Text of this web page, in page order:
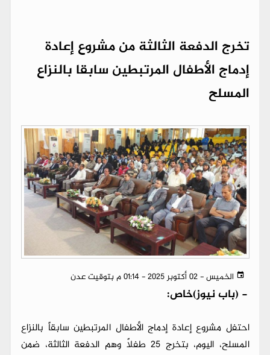
تخرج الدفعة الثالثة من مشروع إعادة
إدماج الأطفال المرتبطين سابقا بالنزاع
المسلح
الخميس - 02 أكتوبر 2025 - 01:14 م بتوقيت عدن
- (باب نيوز)خاص:
احتفل مشروع إعادة إدماج الأطفال المرتبطين سابقاً بالنزاع
المسلح، اليوم، بتخرج 25 طفلاً وهم الدفعة الثالثة، ضمن